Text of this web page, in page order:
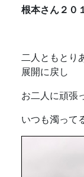
根本さん２０
二人ともとり
展開に戻し
お二人に頑張
いつも濁って